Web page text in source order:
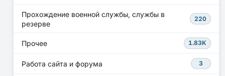
Прохождение военной службы, службы в
резерве
220
Прочее 1.83K
Работа сайта и форума 3